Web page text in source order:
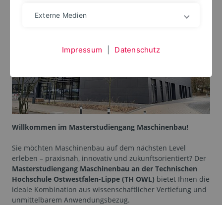
Willkommen im Masterstudiengang Maschinenbau!
Sie möchten Maschinenbau auf dem nächsten Level
erleben – praxisnah, innovativ und zukunftsorientiert? Der
Masterstudiengang Maschinenbau an der Technischen
Hochschule Ostwestfalen-Lippe (TH OWL) bietet Ihnen die
ideale Kombination aus wissenschaftlicher Vertiefung und
unmittelbarem Anwendungsbezug.
Externe Medien
Impressum Datenschutz